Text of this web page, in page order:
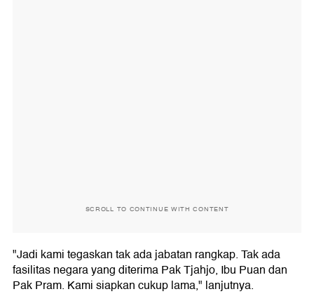
SCROLL TO CONTINUE WITH CONTENT
"Jadi kami tegaskan tak ada jabatan rangkap. Tak ada
fasilitas negara yang diterima Pak Tjahjo, Ibu Puan dan
Pak Pram. Kami siapkan cukup lama," lanjutnya.